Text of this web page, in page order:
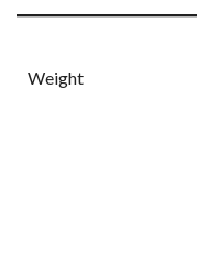
Weight